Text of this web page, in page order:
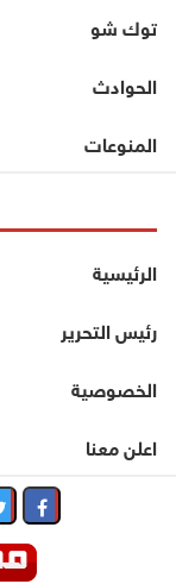
توك شو
الحوادث
المنوعات
الرئيسية
رئيس التحرير
الخصوصية
اعلن معنا